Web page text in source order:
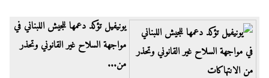
يونيفيل تؤكد دعمها للجيش اللبناني في
مواجهة السلاح غير القانوني وتحذر
من...